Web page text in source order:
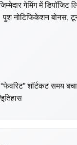
गेमिंग में डिपॉजिट
नोटिफिकेशन बोनस,
शॉर्टकट समय